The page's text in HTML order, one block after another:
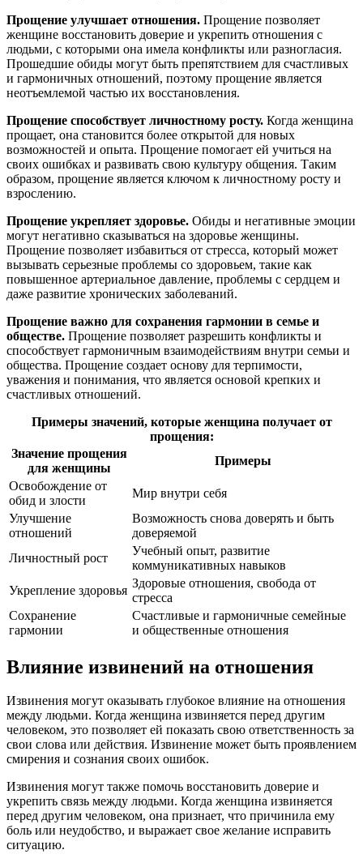
Прощение улучшает отношения. Прощение позволяет
женщине восстановить доверие и укрепить отношения с
людьми, с которыми она имела конфликты или разногласия.
Прошедшие обиды могут быть препятствием для счастливых
и гармоничных отношений, поэтому прощение является
неотъемлемой частью их восстановления.
Прощение способствует личностному росту. Когда женщина
прощает, она становится более открытой для новых
возможностей и опыта. Прощение помогает ей учиться на
своих ошибках и развивать свою культуру общения. Таким
образом, прощение является ключом к личностному росту и
взрослению.
Прощение укрепляет здоровье. Обиды и негативные эмоции
могут негативно сказываться на здоровье женщины.
Прощение позволяет избавиться от стресса, который может
вызывать серьезные проблемы со здоровьем, такие как
повышенное артериальное давление, проблемы с сердцем и
даже развитие хронических заболеваний.
Прощение важно для сохранения гармонии в семье и
обществе. Прощение позволяет разрешить конфликты и
способствует гармоничным взаимодействиям внутри семьи и
общества. Прощение создает основу для терпимости,
уважения и понимания, что является основой крепких и
счастливых отношений.
Примеры значений, которые женщина получает от
прощения:
Значение прощения
для женщины
Примеры
Освобождение от
обид и злости
Мир внутри себя
Улучшение
отношений
Возможность снова доверять и быть
доверяемой
Личностный рост
Учебный опыт, развитие
коммуникативных навыков
Укрепление здоровья
Здоровые отношения, свобода от
стресса
Сохранение
гармонии
Счастливые и гармоничные семейные
и общественные отношения
Влияние извинений на отношения
Извинения могут оказывать глубокое влияние на отношения
между людьми. Когда женщина извиняется перед другим
человеком, это позволяет ей показать свою ответственность за
свои слова или действия. Извинение может быть проявлением
смирения и сознания своих ошибок.
Извинения могут также помочь восстановить доверие и
укрепить связь между людьми. Когда женщина извиняется
перед другим человеком, она признает, что причинила ему
боль или неудобство, и выражает свое желание исправить
ситуацию.